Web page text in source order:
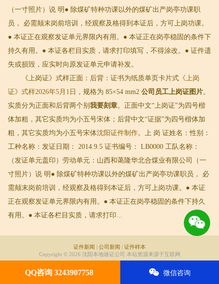
（一寸照片）说 明● 除煤矿特种功课以外的煤矿出产岗亭功课职
员， 必需颠末岗前培训，经观察及格得到本证后，方可上岗功课。
● 本证正在观察发证单元界限内有用。● 本证正在岗亭稳固的条件下
持久有用。● 本证各栏目实质，请求打印填写，不得涂改。● 证件遗
失或损毁，应实时向原发证单元申请补发。
《上岗证》式样正面：后背：证书为纸质单页卡片式 《上岗
证》式样2026年5月1日 ，规格为 85×54 mm2 公司员工上岗证图片。
实质分为正面和后背两个别 我要刻章。正面中文“上岗证”为四号楷
体加粗，其它实质均为小五号宋体；后背中文“证据”为四号楷体加
粗，其它实质均为小五号宋体沈阳证件制作。上 岗 证姓名：性别：
工种名称：发证日期： 2014.9.5 证书编号： LB0000 工队名称：
（发证单元盖印）劳动单元：山西和蔼隆华北合煤业有限公司（一
寸照片）说 明● 除煤矿特种功课以外的煤矿出产岗亭功课职员， 必
需颠末岗前培训，经观察及格得到本证后，方可上岗功课。● 本证
正在观察发证单元界限内有用。● 本证正在岗亭稳固的条件下持久
有用。● 本证各栏目实质，请求打印...
证件新闻 | 公司新闻 | 证件样本
Copyright © 2026 沈阳本地做证公司 本站资源来源于互联网
QQ咨询 3243907758 微信咨询